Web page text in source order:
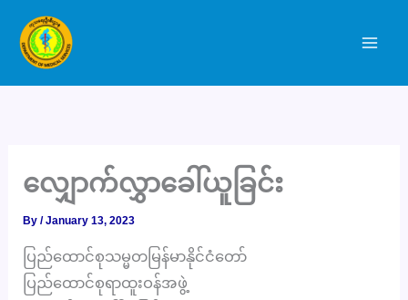
content
လျှောက်လွှာခေါ်ယူခြင်း
By/January 13, 2023
ပြည်ထောင်စုသမ္မတမြန်မာနိုင်ငံတော်
ပြည်ထောင်စုရာထူးဝန်အဖွဲ့